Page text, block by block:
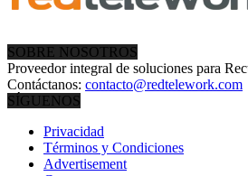
SOBRE NOSOTROS
Proveedor integral de soluciones para
Contáctanos: contacto@redtelework.com
SÍGUENOS
Privacidad
Términos y Condiciones
Advertisement